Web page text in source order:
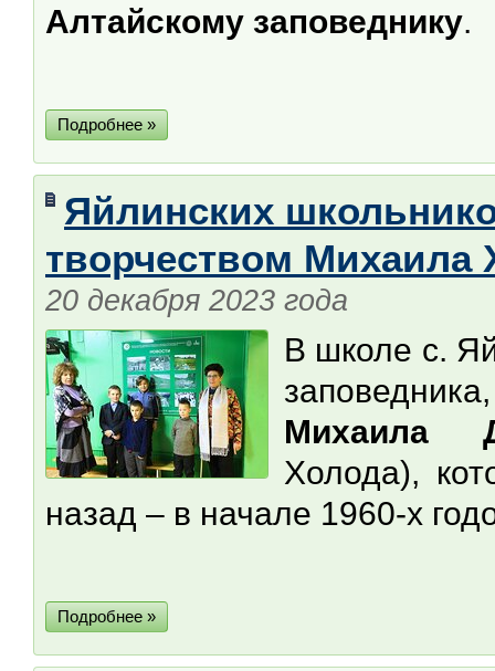
Алтайскому заповеднику.
Подробнее »
Яйлинских
творчеством Михаила
20 декабря 2023 года
В школе с.
Михаила
Холода),
назад – в начале 1960-х
Подробнее »